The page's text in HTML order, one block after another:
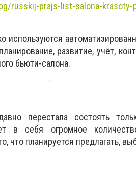
russkij-prajs-list-salona-krasoty-
используются
развитие, учёт,
бьюти-салона.
перестала состоять
в себя огромное
что планируется предлагать,